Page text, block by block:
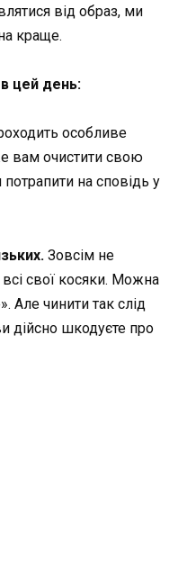
від образ, ми
краще.
цей день:
особливе
вам очистити свою
потрапити на сповідь у
Зовсім не
свої косяки. Можна
Але чинити так слід
дійсно шкодуєте про